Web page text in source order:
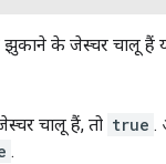
झुकाने के जेस्चर चालू हैं
चालू हैं, तो true .
.